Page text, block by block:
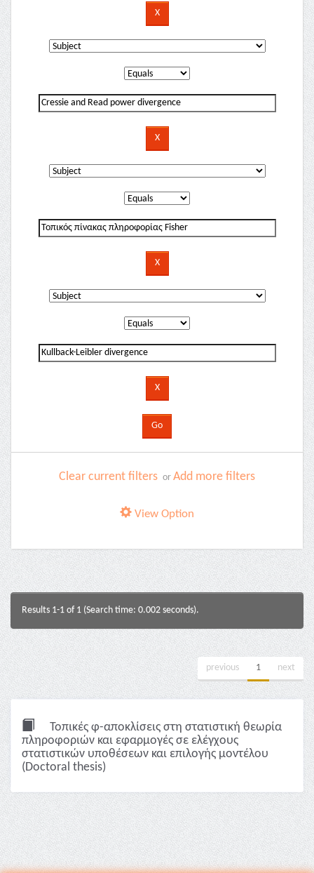
Clear current filters or Add more filters
View Option
Results 1-1 of 1 (Search time: 0.002 seconds).
previous 1 next
Τοπικές φ-αποκλίσεις στη στατιστική θεωρία
πληροφοριών και εφαρμογές σε ελέγχους
στατιστικών υποθέσεων και επιλογής μοντέλου
(Doctoral thesis)